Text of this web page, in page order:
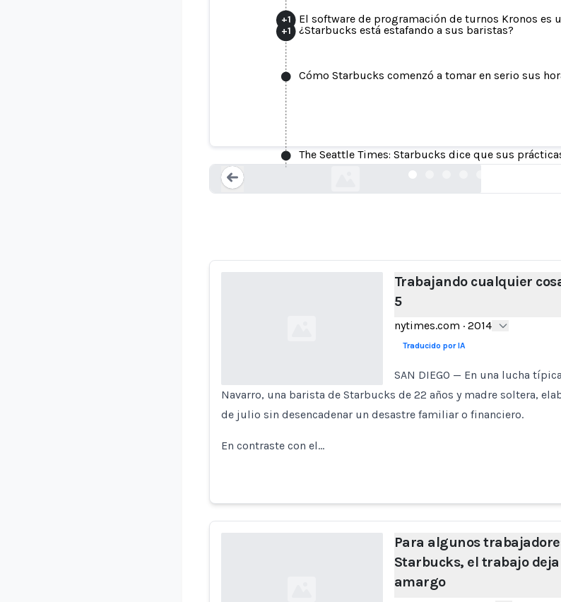
+1 El software de programación de turnos Kronos es
+1 ¿Starbucks está estafando a sus baristas?
Cómo Starbucks comenzó a tomar en serio sus
The Seattle Times: Starbucks dice que sus
Loading...
nytimes.com
Trabajando cualquier
5
nytimes.com · 2014
Traducido por IA
SAN DIEGO — En una lucha
Navarro, una barista de Starbucks de 22 años y madre soltera,
de julio sin desencadenar un desastre familiar o financiero.
En contraste con el…
Para algunos
Starbucks, el trabajo
amargo